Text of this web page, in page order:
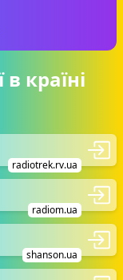
країні
radiotrek.rv.ua
radiom.ua
shanson.ua